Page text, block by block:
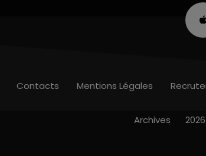
Contacts Mentions Légales
Archives 2026